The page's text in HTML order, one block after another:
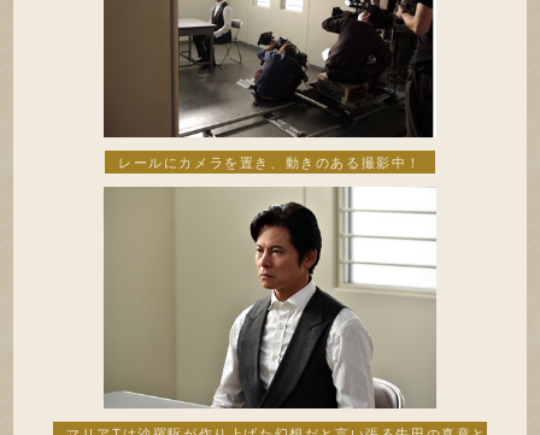
レールにカメラを置き、動きのある撮影中！